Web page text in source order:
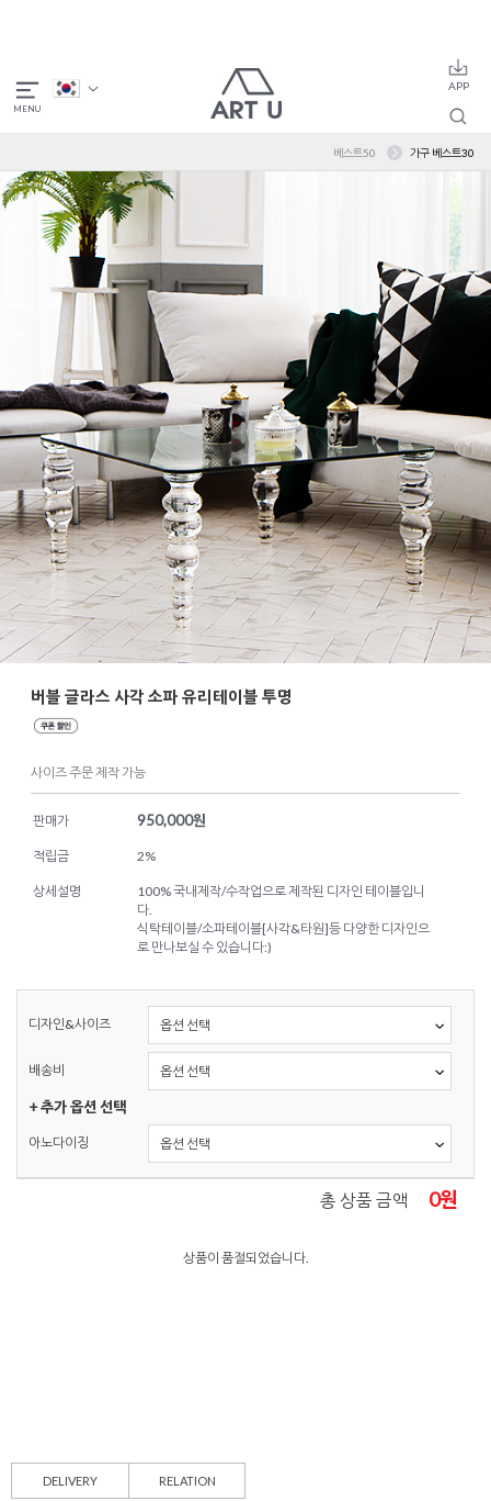
베스트50 가구 베스트30
버블 글라스 사각 소파 유리테이블 투명
사이즈 주문 제작 가능
판매가 950,000원
적립금 2%
상세설명
100% 국내제작/수작업으로 제작된 디자인 테이블입니
다.
식탁테이블/소파테이블[사각&타원]등 다양한 디자인으
로 만나보실 수 있습니다:)
디자인&사이즈
배송비
+ 추가 옵션 선택
아노다이징
총 상품 금액 0원
상품이 품절되었습니다.
DELIVERY RELATION